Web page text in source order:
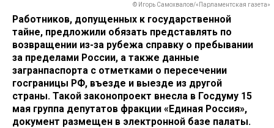
© Игорь Самохвалов/«Парламентская газета»
Работников, допущенных к государственной
тайне, предложили обязать представлять по
возвращении из-за рубежа справку о пребывании
за пределами России, а также данные
загранпаспорта с отметками о пересечении
госграницы РФ, въезде и выезде из другой
страны. Такой законопроект внесла в Госдуму 15
мая группа депутатов фракции «Единая Россия»,
документ размещен в электронной базе палаты.